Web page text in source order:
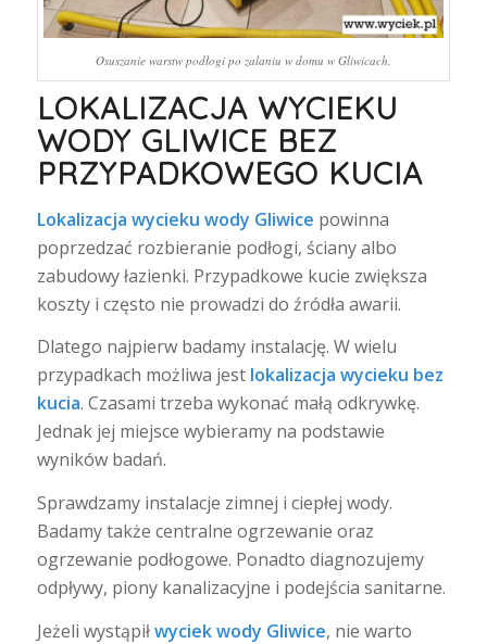
Osuszanie warstw podłogi po zalaniu w domu w Gliwicach.
LOKALIZACJA WYCIEKU
WODY GLIWICE BEZ
PRZYPADKOWEGO KUCIA
Lokalizacja wycieku wody Gliwice powinna
poprzedzać rozbieranie podłogi, ściany albo
zabudowy łazienki. Przypadkowe kucie zwiększa
koszty i często nie prowadzi do źródła awarii.
Dlatego najpierw badamy instalację. W wielu
przypadkach możliwa jest lokalizacja wycieku bez
kucia. Czasami trzeba wykonać małą odkrywkę.
Jednak jej miejsce wybieramy na podstawie
wyników badań.
Sprawdzamy instalacje zimnej i ciepłej wody.
Badamy także centralne ogrzewanie oraz
ogrzewanie podłogowe. Ponadto diagnozujemy
odpływy, piony kanalizacyjne i podejścia sanitarne.
Jeżeli wystąpiłwyciek wody Gliwice, nie warto